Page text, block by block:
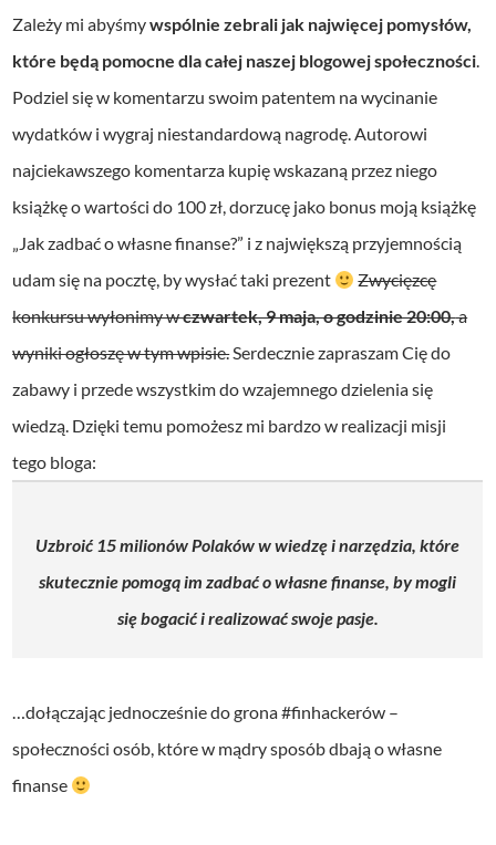
Zależy mi abyśmywspólnie zebrali jak najwięcej pomysłów,
które będą pomocne dla całej naszej blogowej społeczności.
Podziel się w komentarzu swoim patentem na wycinanie
wydatków i wygraj niestandardową nagrodę. Autorowi
najciekawszego komentarza kupię wskazaną przez niego
książkę o wartości do 100 zł, dorzucę jako bonus moją książkę
„Jak zadbać o własne finanse?” i z największą przyjemnością
udam się na pocztę, by wysłać taki prezent
Zwycięzcę
konkursu wyłonimy wczwartek, 9 maja, o godzinie 20:00,a
wyniki ogłoszę w tym wpisie.Serdecznie zapraszam Cię do
zabawy i przede wszystkim do wzajemnego dzielenia się
wiedzą. Dzięki temu pomożesz mi bardzo w realizacji misji
tego bloga:
Uzbroić 15 milionów Polaków w wiedzę i narzędzia,które
skutecznie pomogą im zadbać o własne finanse,by mogli
się bogacić i realizować swoje pasje.
…dołączając jednocześnie do grona #finhackerów –
społeczności osób, które w mądry sposób dbają o własne
finanse